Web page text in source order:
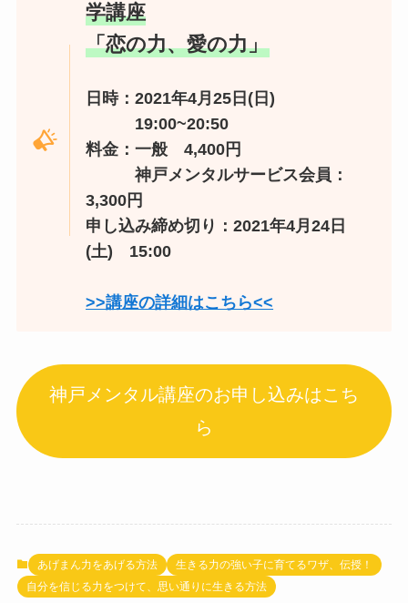
学講座
「恋の力、愛の力」
日時：2021年4月25日(日)
19:00~20:50
料金：一般 4,400円
神戸メンタルサービス会員：
3,300円
申し込み締め切り：2021年4月24日
(土) 15:00
>>講座の詳細はこちら<<
神戸メンタル講座のお申し込みはこち
ら
あげまん力をあげる方法
生きる力の強い子に育てるワザ、伝授！
自分を信じる力をつけて、思い通りに生きる方法